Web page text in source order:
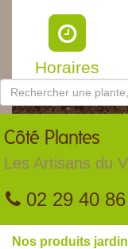
Horaires
Côté Plantes
Les Artisans du
02 29 40
Nos produits jardin